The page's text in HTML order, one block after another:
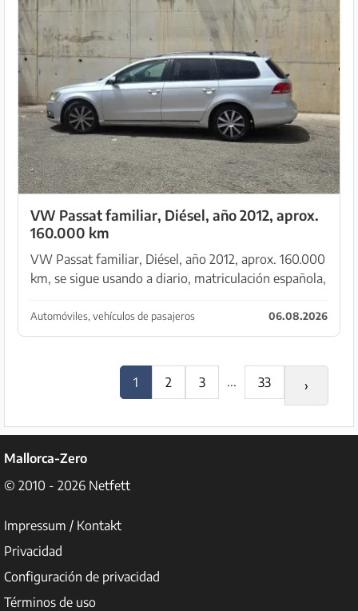
VW Passat familiar, Diésel, año 2012, aprox.
160.000 km
VW Passat familiar, Diésel, año 2012, aprox. 160.000
km, se sigue usando a diario, matriculación española,
nueva, embrague nuevo, inyectores nuevos, e...
Automóviles, vehículos de pasajeros 06.08.2026
1 2 3 ... 33 ›
Mallorca-Zero
© 2010 - 2026 Netfett
Impressum / Kontakt
Privacidad
Configuración de privacidad
Términos de uso